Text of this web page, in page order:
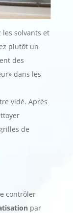
les solvants et
plutôt un
des
dans les
vidé. Après
de
contrôler
par